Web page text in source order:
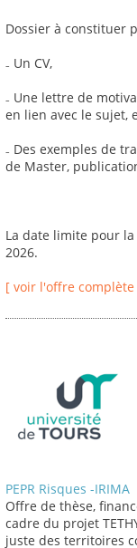
Dossier à constituer
₋ Un CV,
₋ Une lettre de
en lien avec le sujet,
₋ Des exemples de
de Master,
La date limite pour
2026.
[ voir l'offre complète
PEPR Risques -IRIMA
Offre de thèse,
cadre du projet
juste des territoires